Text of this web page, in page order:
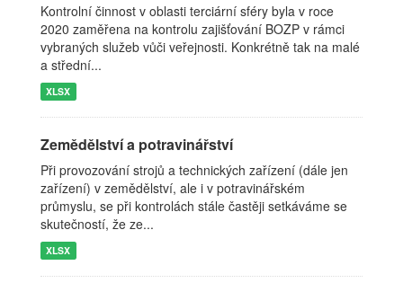
Kontrolní činnost v oblasti terciární sféry byla v roce
2020 zaměřena na kontrolu zajišťování BOZP v rámci
vybraných služeb vůči veřejnosti. Konkrétně tak na malé
a střední...
XLSX
Zemědělství a potravinářství
Při provozování strojů a technických zařízení (dále jen
zařízení) v zemědělství, ale i v potravinářském
průmyslu, se při kontrolách stále častěji setkáváme se
skutečností, že ze...
XLSX